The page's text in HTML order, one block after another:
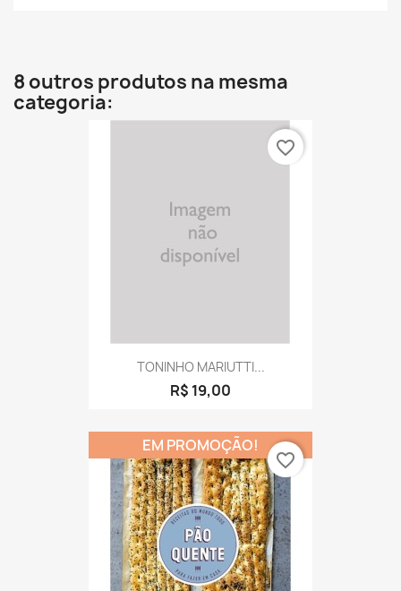
8 outros produtos na mesma
categoria:
TONINHO MARIUTTI...
R$ 19,00
favorite_border
EM PROMOÇÃO!
favorite_border